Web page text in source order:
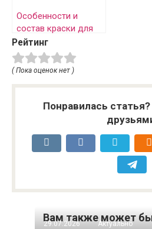
Особенности и
состав краски для
волос Kydra
Рейтинг
( Пока оценок нет )
Понравилась
Вам также может
29.07.2026 Актуально